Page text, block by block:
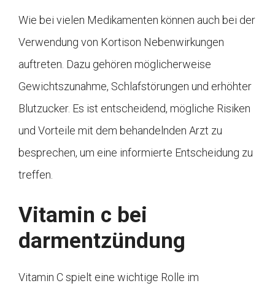
Wie bei vielen Medikamenten können auch bei der
Verwendung von Kortison Nebenwirkungen
auftreten. Dazu gehören möglicherweise
Gewichtszunahme, Schlafstörungen und erhöhter
Blutzucker. Es ist entscheidend, mögliche Risiken
und Vorteile mit dem behandelnden Arzt zu
besprechen, um eine informierte Entscheidung zu
treffen.
Vitamin c bei
darmentzündung
Vitamin C spielt eine wichtige Rolle im